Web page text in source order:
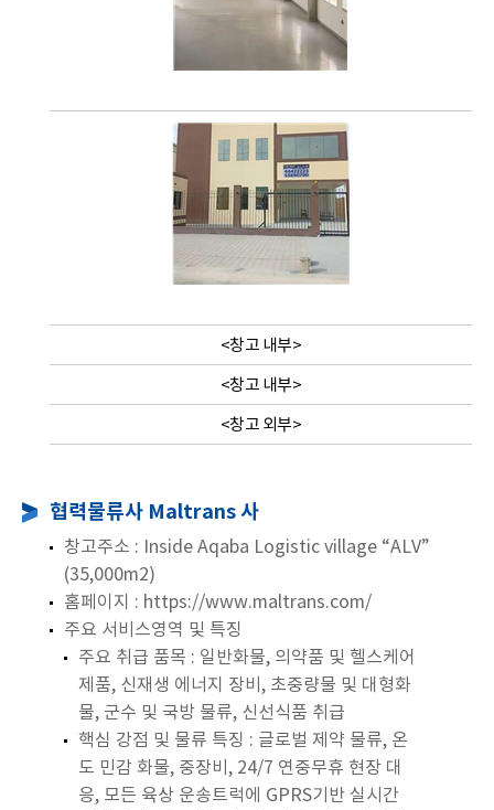
<창고 내부>
<창고 내부>
<창고 외부>
협력물류사 Maltrans 사
창고주소 : Inside Aqaba Logistic village “ALV”
(35,000m2)
홈페이지 : https://www.maltrans.com/
주요 서비스영역 및 특징
주요 취급 품목 : 일반화물, 의약품 및 헬스케어
제품, 신재생 에너지 장비, 초중량물 및 대형화
물, 군수 및 국방 물류, 신선식품 취급
핵심 강점 및 물류 특징 : 글로벌 제약 물류, 온
도 민감 화물, 중장비, 24/7 연중무휴 현장 대
응, 모든 육상 운송트럭에 GPRS기반 실시간